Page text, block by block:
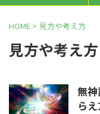
HOME > 見方や考え方
見方や考え方
無
ら